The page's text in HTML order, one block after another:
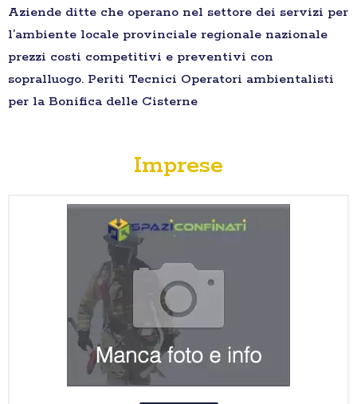
Aziende ditte che operano nel settore dei servizi per
l’ambiente locale provinciale regionale nazionale
prezzi costi competitivi e preventivi con
sopralluogo. Periti Tecnici Operatori ambientalisti
per la Bonifica delle Cisterne
Imprese